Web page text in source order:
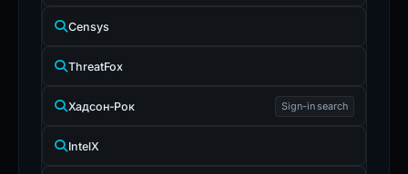
Censys
ThreatFox
Хадсон-Рок Sign-in search
IntelX